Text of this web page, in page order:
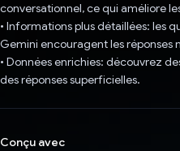
conversationnel, ce qui améliore
• Informations plus détaillées: les
Gemini encouragent les réponses
• Données enrichies: découvrez
des réponses superficielles.
Conçu avec